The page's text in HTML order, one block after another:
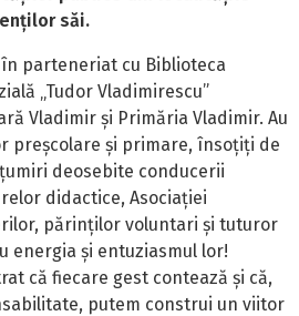
săi.
parteneriat cu Biblioteca
„Tudor Vladimirescu”
Vladimir și Primăria Vladimir. Au
preșcolare și primare, însoțiți de
deosebite conducerii
didactice, Asociației
părinților voluntari și tuturor
energia și entuziasmul lor!
că fiecare gest contează și că,
putem construi un viitor